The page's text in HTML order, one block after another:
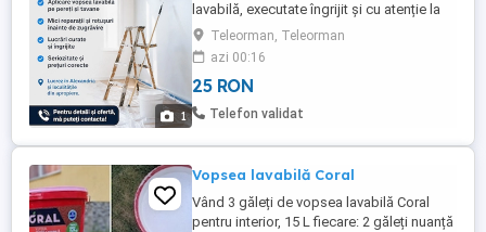
1
lavabilă, executate îngrijit și cu atenție la
detalii. Aplicare vopsea lavabilă pe pereți
și tavane Mici reparații și retușuri înainte
de zugrăvire Acoperirea și protejarea
mobilierului și a pardoselilor Lucrări curate
și îngrijite Seriozitate și prețuri corecte ...
Teleorman, Teleorman
azi 00:16
25 RON
Telefon validat
Vopsea lavabilă Coral
Vând 3 găleți de vopsea lavabilă Coral
pentru interior, 15 L fiecare: 2 găleți nuanță